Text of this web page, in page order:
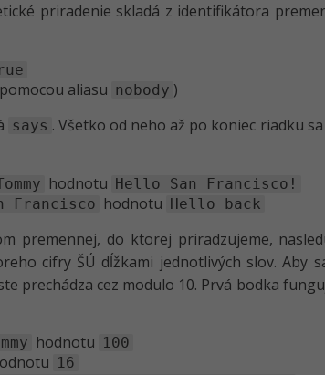
priradenie skladá z identifikátora
aliasu nobody )
says . Všetko od neho až po koniec riadku
hodnotu Hello San Francisco!
Francisco hodnotu Hello back
premennej, do ktorej priradzujeme,
cifry ŠÚ dĺžkami jednotlivých slov. Aby
prechádza cez modulo 10. Prvá bodka
hodnotu 100
16